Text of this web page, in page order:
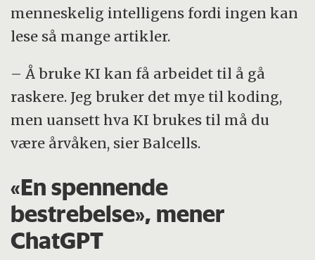
menneskelig intelligens fordi ingen kan
lese så mange artikler.
– Å bruke KI kan få arbeidet til å gå
raskere. Jeg bruker det mye til koding,
men uansett hva KI brukes til må du
være årvåken, sier Balcells.
«En spennende
bestrebelse», mener
ChatGPT